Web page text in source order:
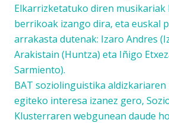
Elkarrizketatuko diren musikariak
berrikoak izango dira, eta euskal
arrakasta dutenak: Izaro Andres
Arakistain (Huntza) eta Iñigo
Sarmiento).
BAT soziolinguistika aldizkariaren
egiteko interesa izanez gero,
Klusterraren webgunean daude